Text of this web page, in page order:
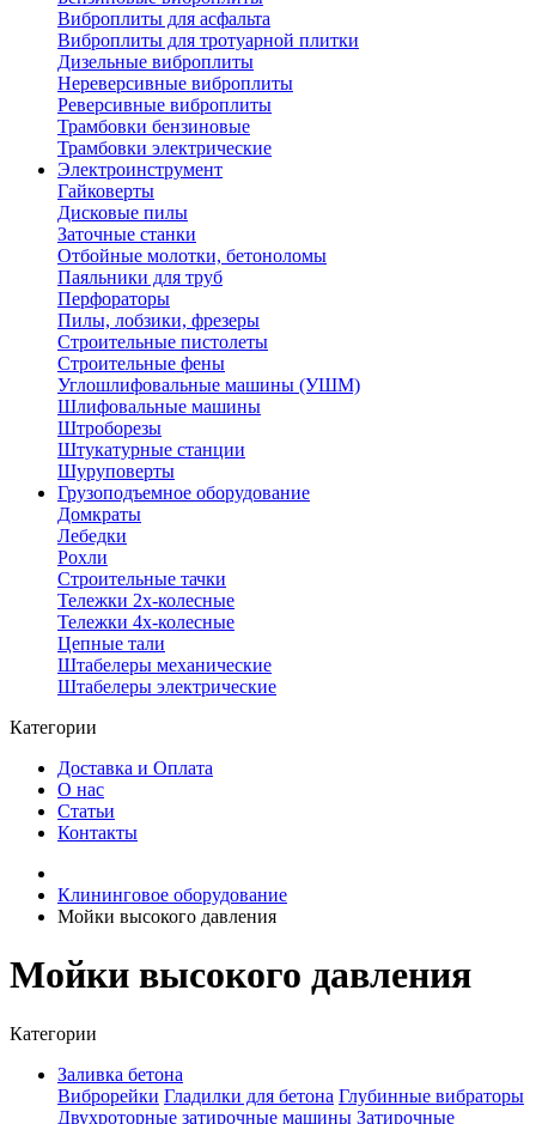
Виброплиты для асфальта
Виброплиты для тротуарной плитки
Дизельные виброплиты
Нереверсивные виброплиты
Реверсивные виброплиты
Трамбовки бензиновые
Трамбовки электрические
Электроинструмент
Гайковерты
Дисковые пилы
Заточные станки
Отбойные молотки, бетоноломы
Паяльники для труб
Перфораторы
Пилы, лобзики, фрезеры
Строительные пистолеты
Строительные фены
Углошлифовальные машины (УШМ)
Шлифовальные машины
Штроборезы
Штукатурные станции
Шуруповерты
Грузоподъемное оборудование
Домкраты
Лебедки
Рохли
Строительные тачки
Тележки 2х-колесные
Тележки 4х-колесные
Цепные тали
Штабелеры механические
Штабелеры электрические
Категории
Доставка и Оплата
О нас
Статьи
Контакты
Клининговое оборудование
Мойки высокого давления
Мойки высокого давления
Категории
Заливка бетона
Виброрейки Гладилки для бетона Глубинные вибраторы
Двухроторные затирочные машины Затирочные